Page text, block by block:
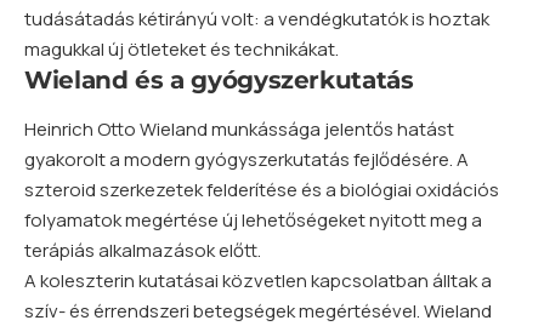
tudásátadás kétirányú volt: a vendégkutatók is hoztak
magukkal új ötleteket és technikákat.
Wieland és a gyógyszerkutatás
Heinrich Otto Wieland munkássága jelentős hatást
gyakorolt a modern gyógyszerkutatás fejlődésére. A
szteroid szerkezetek felderítése és a biológiai oxidációs
folyamatok megértése új lehetőségeket nyitott meg a
terápiás alkalmazások előtt.
A koleszterin kutatásai közvetlen kapcsolatban álltak a
szív- és érrendszeri betegségek megértésével. Wieland